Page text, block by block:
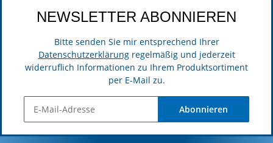
NEWSLETTER ABONNIEREN
Bitte senden Sie mir entsprechend Ihrer
Datenschutzerklärungregelmäßig und jederzeit
widerruflich Informationen zu Ihrem Produktsortiment
per E-Mail zu.
Abonnieren